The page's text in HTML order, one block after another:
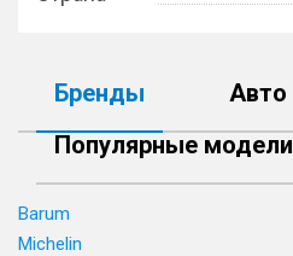
Бренды
Авто
Популярные модели
Barum
Michelin